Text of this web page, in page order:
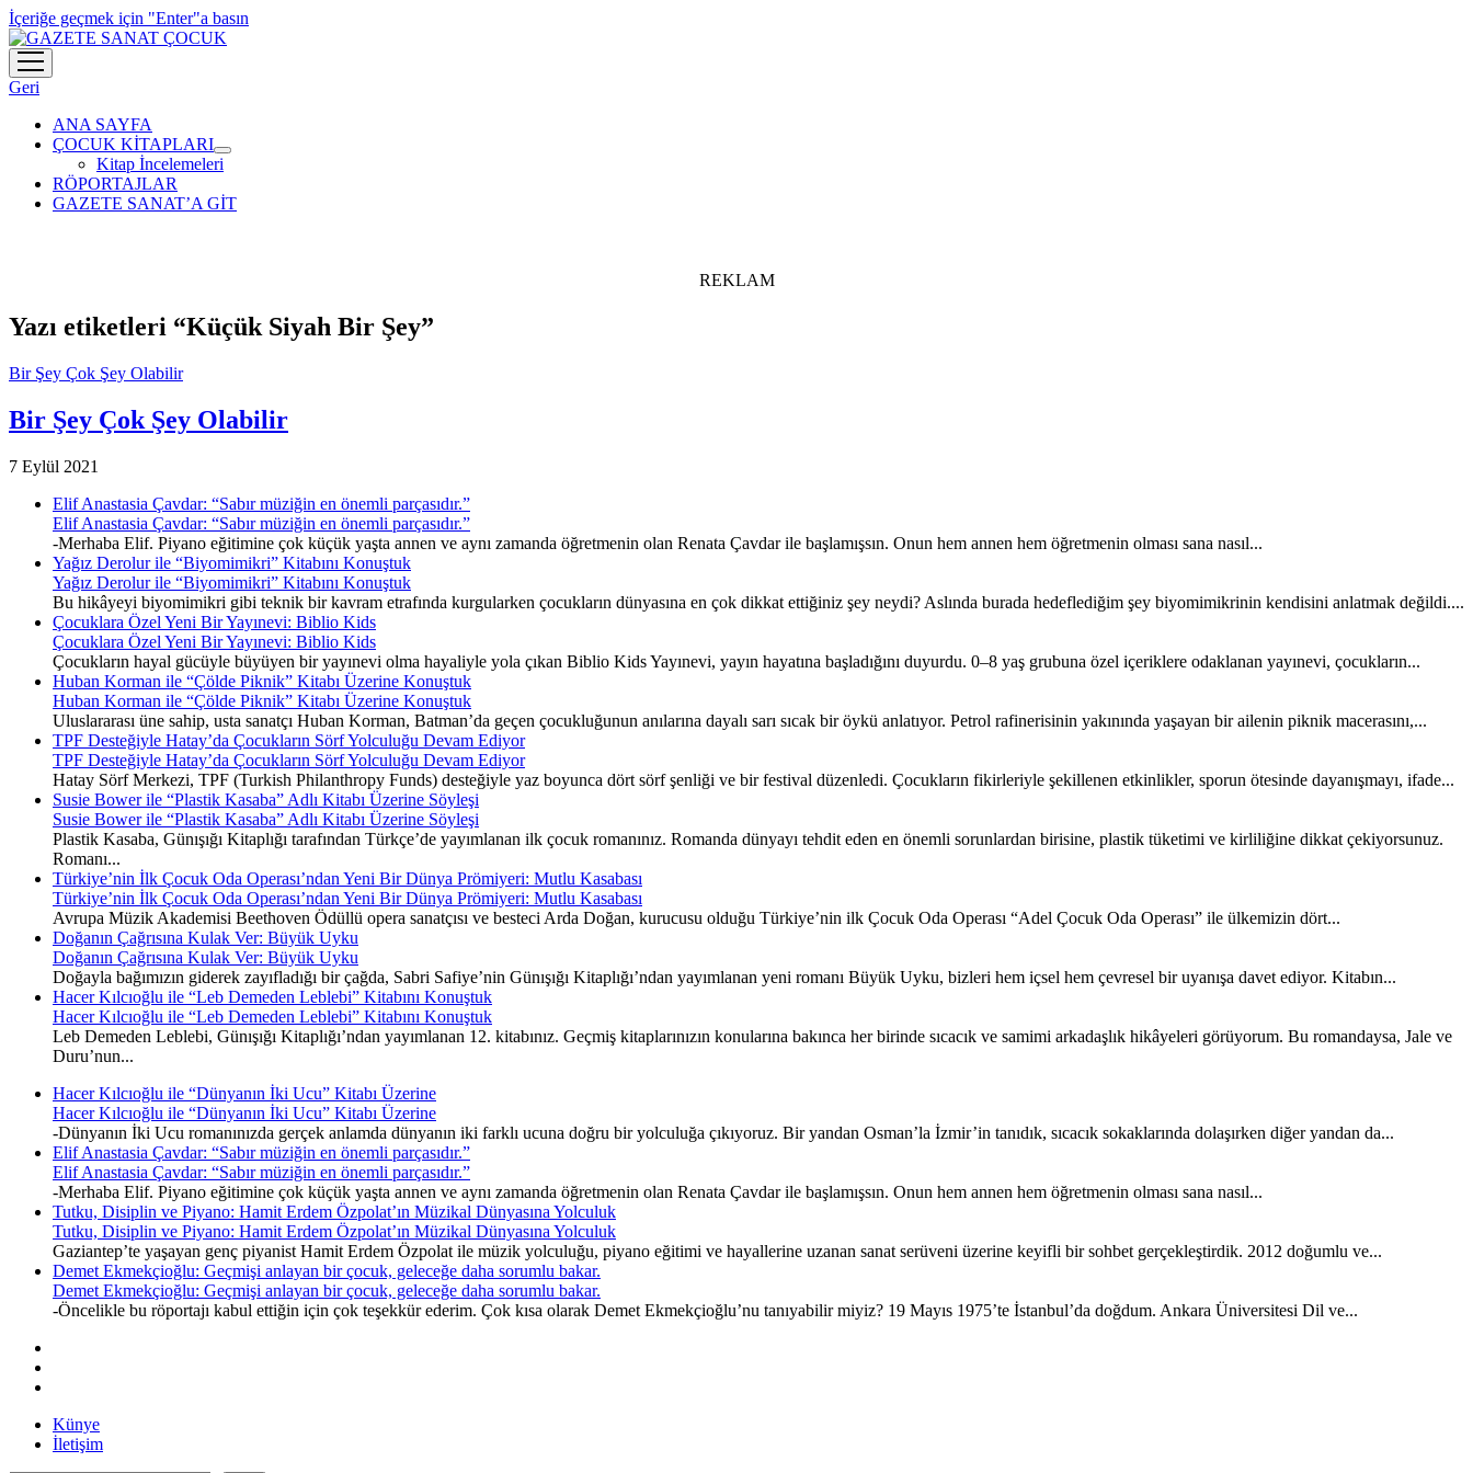
İçeriğe geçmek için "Enter"a basın
menüyü
aç
Geri
ANA SAYFA
ÇOCUK KİTAPLARI
menüyü
aç
Kitap İncelemeleri
RÖPORTAJLAR
GAZETE SANAT’A GİT
REKLAM
Yazı etiketleri “Küçük Siyah Bir Şey”
Bir Şey Çok Şey Olabilir
Bir Şey Çok Şey Olabilir
7 Eylül 2021
Elif Anastasia Çavdar: “Sabır müziğin en önemli parçasıdır.”
Elif Anastasia Çavdar: “Sabır müziğin en önemli parçasıdır.”
-Merhaba Elif. Piyano eğitimine çok küçük yaşta annen ve aynı zamanda öğretmenin olan Renata Çavdar ile başlamışsın. Onun hem annen hem öğretmenin olması sana nasıl...
Yağız Derolur ile “Biyomimikri” Kitabını Konuştuk
Yağız Derolur ile “Biyomimikri” Kitabını Konuştuk
Bu hikâyeyi biyomimikri gibi teknik bir kavram etrafında kurgularken çocukların dünyasına en çok dikkat ettiğiniz şey neydi? Aslında burada hedeflediğim şey biyomimikrinin kendisini anlatmak değildi....
Çocuklara Özel Yeni Bir Yayınevi: Biblio Kids
Çocuklara Özel Yeni Bir Yayınevi: Biblio Kids
Çocukların hayal gücüyle büyüyen bir yayınevi olma hayaliyle yola çıkan Biblio Kids Yayınevi, yayın hayatına başladığını duyurdu. 0–8 yaş grubuna özel içeriklere odaklanan yayınevi, çocukların...
Huban Korman ile “Çölde Piknik” Kitabı Üzerine Konuştuk
Huban Korman ile “Çölde Piknik” Kitabı Üzerine Konuştuk
Uluslararası üne sahip, usta sanatçı Huban Korman, Batman’da geçen çocukluğunun anılarına dayalı sarı sıcak bir öykü anlatıyor. Petrol rafinerisinin yakınında yaşayan bir ailenin piknik macerasını,...
TPF Desteğiyle Hatay’da Çocukların Sörf Yolculuğu Devam Ediyor
TPF Desteğiyle Hatay’da Çocukların Sörf Yolculuğu Devam Ediyor
Hatay Sörf Merkezi, TPF (Turkish Philanthropy Funds) desteğiyle yaz boyunca dört sörf şenliği ve bir festival düzenledi. Çocukların fikirleriyle şekillenen etkinlikler, sporun ötesinde dayanışmayı, ifade...
Susie Bower ile “Plastik Kasaba” Adlı Kitabı Üzerine Söyleşi
Susie Bower ile “Plastik Kasaba” Adlı Kitabı Üzerine Söyleşi
Plastik Kasaba, Günışığı Kitaplığı tarafından Türkçe’de yayımlanan ilk çocuk romanınız. Romanda dünyayı tehdit eden en önemli sorunlardan birisine, plastik tüketimi ve kirliliğine dikkat çekiyorsunuz.
Romanı...
Türkiye’nin İlk Çocuk Oda Operası’ndan Yeni Bir Dünya Prömiyeri: Mutlu Kasabası
Türkiye’nin İlk Çocuk Oda Operası’ndan Yeni Bir Dünya Prömiyeri: Mutlu Kasabası
Avrupa Müzik Akademisi Beethoven Ödüllü opera sanatçısı ve besteci Arda Doğan, kurucusu olduğu Türkiye’nin ilk Çocuk Oda Operası “Adel Çocuk Oda Operası” ile ülkemizin dört...
Doğanın Çağrısına Kulak Ver: Büyük Uyku
Doğanın Çağrısına Kulak Ver: Büyük Uyku
Doğayla bağımızın giderek zayıfladığı bir çağda, Sabri Safiye’nin Günışığı Kitaplığı’ndan yayımlanan yeni romanı Büyük Uyku, bizleri hem içsel hem çevresel bir uyanışa davet ediyor. Kitabın...
Hacer Kılcıoğlu ile “Leb Demeden Leblebi” Kitabını Konuştuk
Hacer Kılcıoğlu ile “Leb Demeden Leblebi” Kitabını Konuştuk
Leb Demeden Leblebi, Günışığı Kitaplığı’ndan yayımlanan 12. kitabınız. Geçmiş kitaplarınızın konularına bakınca her birinde sıcacık ve samimi arkadaşlık hikâyeleri görüyorum. Bu romandaysa, Jale ve
Duru’nun...
Hacer Kılcıoğlu ile “Dünyanın İki Ucu” Kitabı Üzerine
Hacer Kılcıoğlu ile “Dünyanın İki Ucu” Kitabı Üzerine
-Dünyanın İki Ucu romanınızda gerçek anlamda dünyanın iki farklı ucuna doğru bir yolculuğa çıkıyoruz. Bir yandan Osman’la İzmir’in tanıdık, sıcacık sokaklarında dolaşırken diğer yandan da...
Elif Anastasia Çavdar: “Sabır müziğin en önemli parçasıdır.”
Elif Anastasia Çavdar: “Sabır müziğin en önemli parçasıdır.”
-Merhaba Elif. Piyano eğitimine çok küçük yaşta annen ve aynı zamanda öğretmenin olan Renata Çavdar ile başlamışsın. Onun hem annen hem öğretmenin olması sana nasıl...
Tutku, Disiplin ve Piyano: Hamit Erdem Özpolat’ın Müzikal Dünyasına Yolculuk
Tutku, Disiplin ve Piyano: Hamit Erdem Özpolat’ın Müzikal Dünyasına Yolculuk
Gaziantep’te yaşayan genç piyanist Hamit Erdem Özpolat ile müzik yolculuğu, piyano eğitimi ve hayallerine uzanan sanat serüveni üzerine keyifli bir sohbet gerçekleştirdik. 2012 doğumlu ve...
Demet Ekmekçioğlu: Geçmişi anlayan bir çocuk, geleceğe daha sorumlu bakar.
Demet Ekmekçioğlu: Geçmişi anlayan bir çocuk, geleceğe daha sorumlu bakar.
-Öncelikle bu röportajı kabul ettiğin için çok teşekkür ederim. Çok kısa olarak Demet Ekmekçioğlu’nu tanıyabilir miyiz? 19 Mayıs 1975’te İstanbul’da doğdum. Ankara Üniversitesi Dil ve...
Künye
İletişim